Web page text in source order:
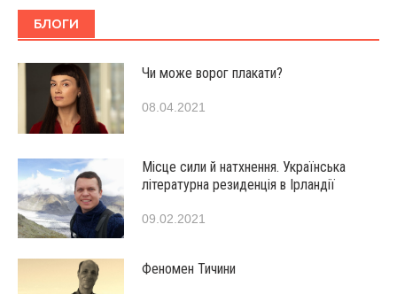
БЛОГИ
Чи може ворог плакати?
08.04.2021
Місце сили й натхнення. Українська
літературна резиденція в Ірландії
09.02.2021
Феномен Тичини